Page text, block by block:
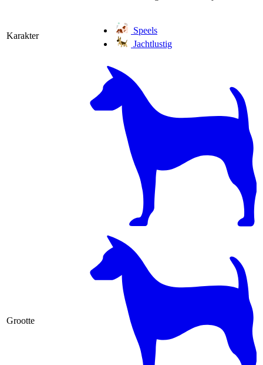
Karakter
Speels
Jachtlustig
Grootte